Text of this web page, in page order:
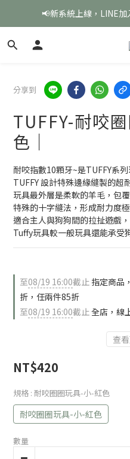
📢新系統上線，LINE
分享到
TUFFY-耐咬
色｜
耐咬指數10顆牙~是TUFFY系
TUFFY 設計特殊邊緣縫製的超
玩具最外層是柔軟的羊毛，包
特殊的十字縫法，形成耐力度
適合主人與狗狗間的拉扯遊戲
Tuffy玩具較一般玩具還能承受
至08/19 16:00截止 指定商品
折，任兩件85折
至08/19 16:00截止全店，線
查
NT$420
規格 : 耐咬圈圈玩具-小-紅色
耐咬圈圈玩具-小-紅色
數量